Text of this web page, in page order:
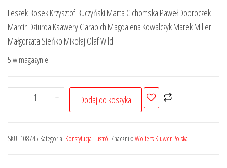
cena
wynosiła:
249,00 zł.
cena
wynosi:
186,75 zł.
Leszek Bosek Krzysztof Buczyński Marta Cichomska Paweł Dobroczek
Marcin Dziurda Ksawery Garapich Magdalena Kowalczyk Marek Miller
Małgorzata Sieńko Mikołaj Olaf Wild
5 w magazynie
-
ilość
Prokuratoria
RP.
+ Dodaj do koszyka
SKU: 108745 Kategoria: Konstytucja i ustrój Znacznik: Wolters Kluwer Polska